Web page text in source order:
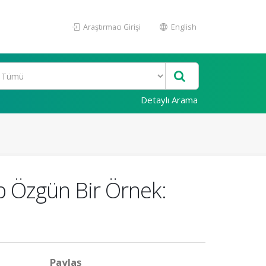
Araştırmacı Girişi English
Detaylı Arama
Özgün Bir Örnek:
Paylaş